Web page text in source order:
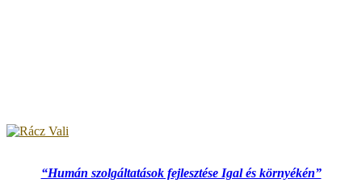
“Humán szolgáltatások fejlesztése Igal és környékén”